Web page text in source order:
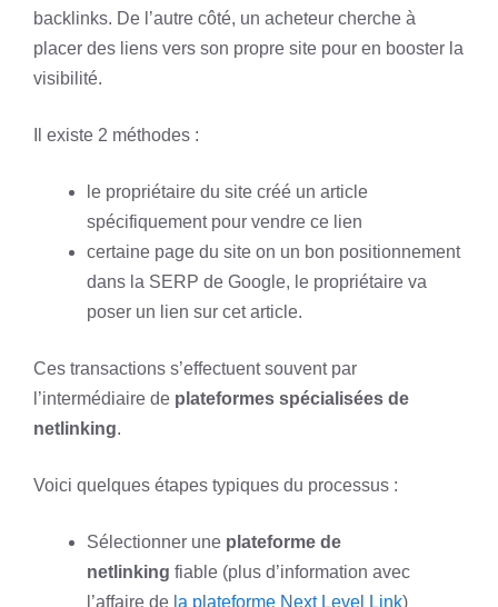
backlinks. De l’autre côté, un acheteur cherche à
placer des liens vers son propre site pour en booster la
visibilité.
Il existe 2 méthodes :
le propriétaire du site créé un article
spécifiquement pour vendre ce lien
certaine page du site on un bon positionnement
dans la SERP de Google, le propriétaire va
poser un lien sur cet article.
Ces transactions s’effectuent souvent par
l’intermédiaire de plateformes spécialisées de
netlinking.
Voici quelques étapes typiques du processus :
Sélectionner une plateforme de
netlinking fiable (plus d’information avec
l’affaire de la plateforme Next Level Link)